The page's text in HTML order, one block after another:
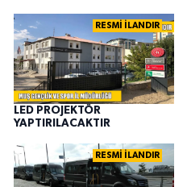
RESMİ İLANDIR
LED PROJEKTÖR
YAPTIRILACAKTIR
RESMİ İLANDIR